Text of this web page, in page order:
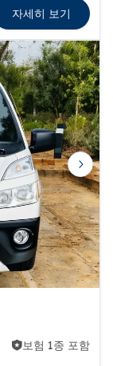
자세히 보기
Next
보험 1종 포함